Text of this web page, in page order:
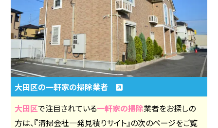
大田区の一軒家の掃除業者
大田区で注目されている一軒家の掃除業者をお探しの
方は、『清掃会社一発見積りサイト』の次のページをご覧